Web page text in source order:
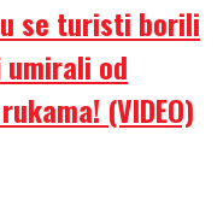
se turisti borili
od
(VIDEO)